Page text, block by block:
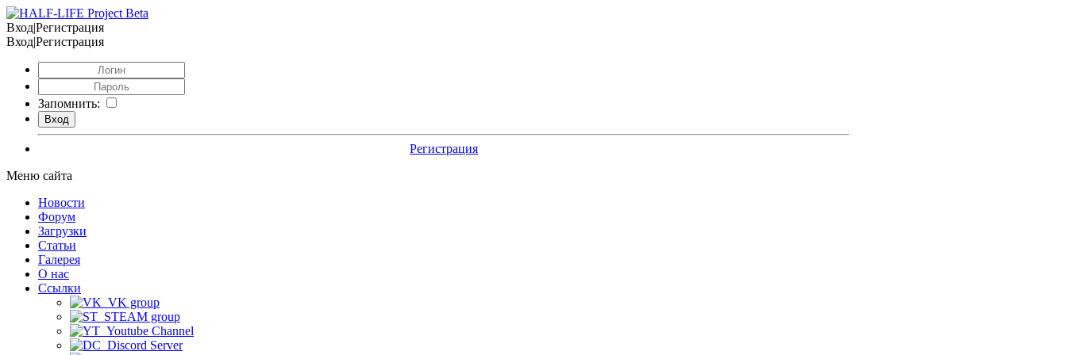
Вход|Регистрация
Вход|Регистрация
Запомнить:
Регистрация
Меню сайта
Новости
Форум
Загрузки
Статьи
Галерея
О нас
Ссылки
VK group
STEAM group
Youtube Channel
Discord Server